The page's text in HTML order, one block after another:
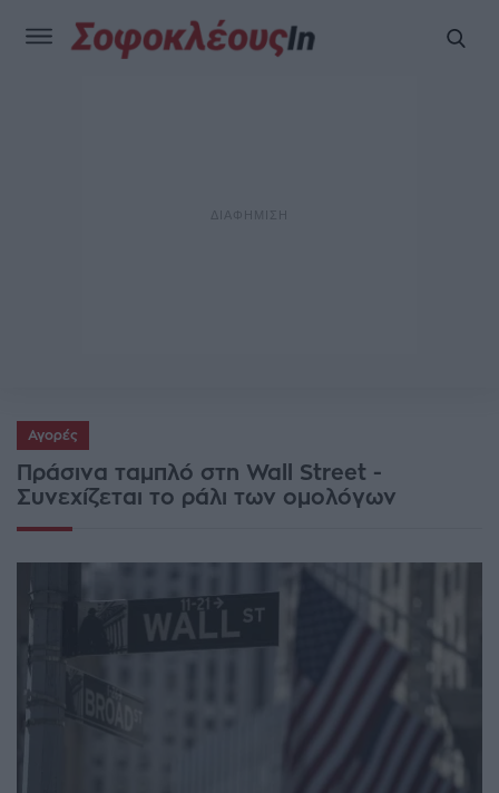
Αγορές
Πράσινα ταμπλό στη Wall Street -
Συνεχίζεται το ράλι των ομολόγων